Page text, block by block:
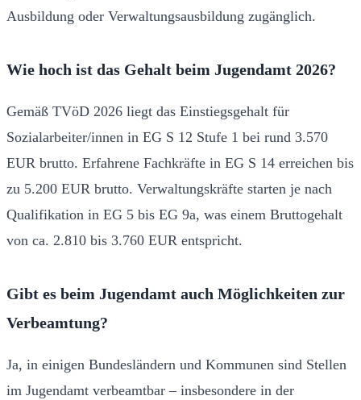
Ausbildung oder Verwaltungsausbildung zugänglich.
Wie hoch ist das Gehalt beim Jugendamt 2026?
Gemäß TVöD 2026 liegt das Einstiegsgehalt für
Sozialarbeiter/innen in EG S 12 Stufe 1 bei rund 3.570
EUR brutto. Erfahrene Fachkräfte in EG S 14 erreichen bis
zu 5.200 EUR brutto. Verwaltungskräfte starten je nach
Qualifikation in EG 5 bis EG 9a, was einem Bruttogehalt
von ca. 2.810 bis 3.760 EUR entspricht.
Gibt es beim Jugendamt auch Möglichkeiten zur
Verbeamtung?
Ja, in einigen Bundesländern und Kommunen sind Stellen
im Jugendamt verbeamtbar – insbesondere in der